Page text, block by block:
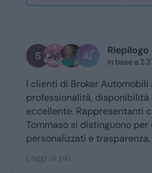
Riepilogo
In base a
I clienti di Broker Automobili
professionalità, disponibilità
eccellente. Rappresentanti
Tommaso si distinguono per
personalizzati e trasparenza,
un’esperienza d’acquisto
Automobili è molto consigliato
Leggi di più